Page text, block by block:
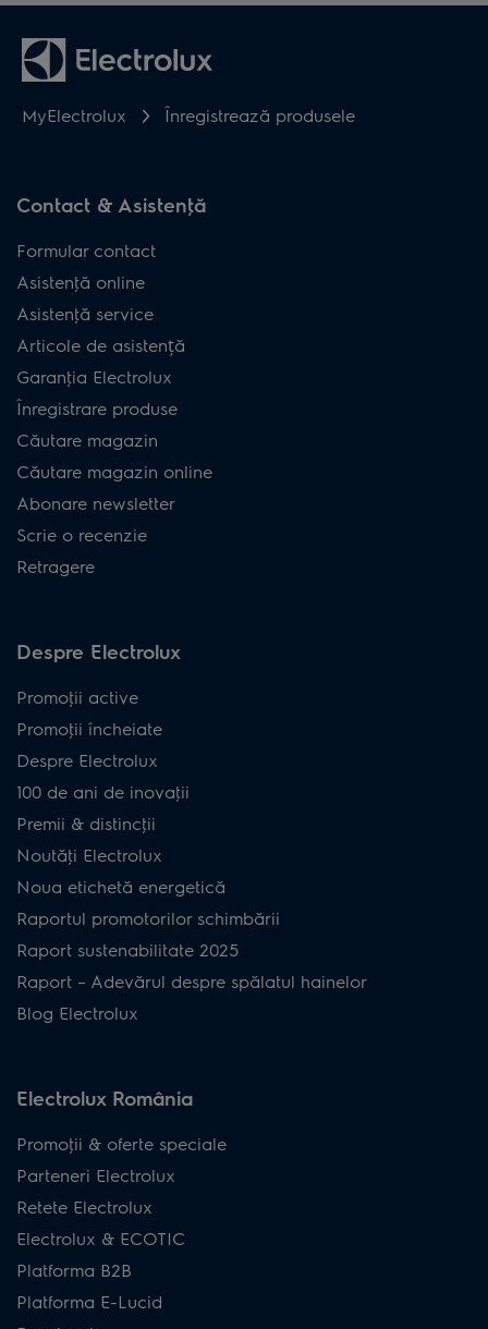
MyElectrolux Înregistrează produsele
Contact & Asistenţă
Formular contact
Asistenţă online
Asistenţă service
Articole de asistență
Garanţia Electrolux
Înregistrare produse
Căutare magazin
Căutare magazin online
Abonare newsletter
Scrie o recenzie
Retragere
Despre Electrolux
Promoţii active
Promoţii încheiate
Despre Electrolux
100 de ani de inovaţii
Premii & distincţii
Noutăţi Electrolux
Noua etichetă energetică
Raportul promotorilor schimbării
Raport sustenabilitate 2025
Raport – Adevărul despre spălatul hainelor
Blog Electrolux
Electrolux România
Promoţii & oferte speciale
Parteneri Electrolux
Retete Electrolux
Electrolux & ECOTIC
Platforma B2B
Platforma E-Lucid